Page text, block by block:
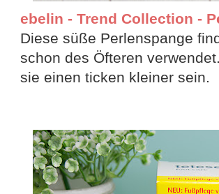
ebelin - Trend Collection -
Diese süße Perlenspange
schon des Öfteren
sie einen ticken kleiner sein.